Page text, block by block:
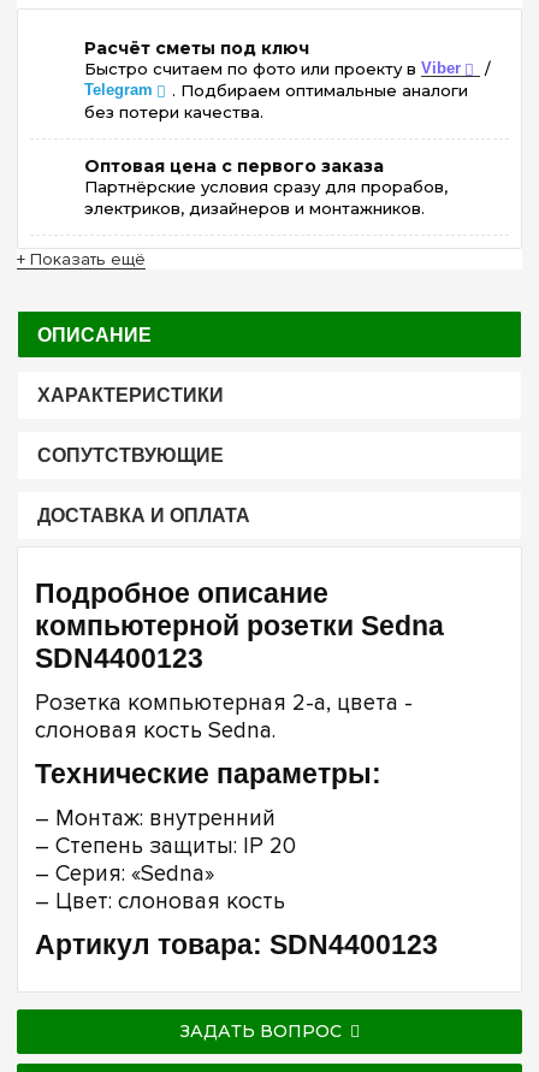
Расчёт сметы под ключ
Быстро считаем по фото или проекту в Viber /
Telegram
. Подбираем оптимальные аналоги
без потери качества.
Оптовая цена с первого заказа
Партнёрские условия сразу для прорабов,
электриков, дизайнеров и монтажников.
+ Показать ещё
ОПИСАНИЕ
ХАРАКТЕРИСТИКИ
СОПУТСТВУЮЩИЕ
ДОСТАВКА И ОПЛАТА
Подробное описание
компьютерной розетки Sedna
SDN4400123
Розетка компьютерная 2-а, цвета -
слоновая кость Sedna.
Технические параметры:
– Монтаж: внутренний
– Степень защиты: IP 20
– Серия: «Sedna»
– Цвет: слоновая кость
Артикул товара: SDN4400123
ЗАДАТЬ ВОПРОС